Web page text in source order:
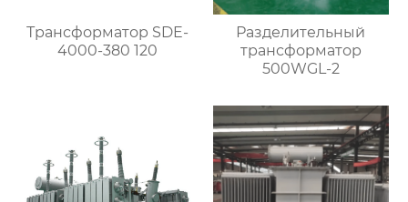
Трансформатор SDE-
4000-380 120
Разделительный
трансформатор
500WGL-2